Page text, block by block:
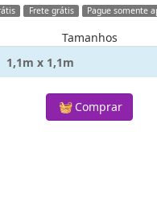
Frete grátis Pague somente
Tamanhos
1,1m x 1,1m
Comprar